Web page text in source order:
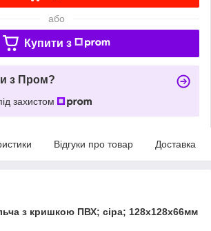
або
Купити з
з Пром?
захистом
Відгуки про товар Доставка
з кришкою ПВХ; сіра; 128х128х66мм